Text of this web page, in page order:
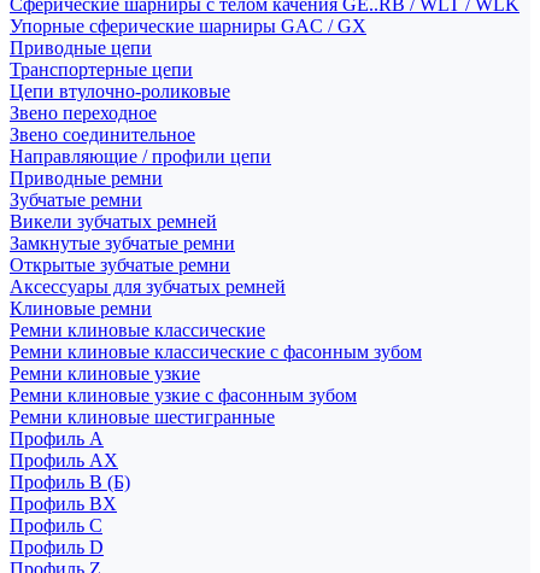
Сферические шарниры с телом качения GE..RB / WLT / WLK
Упорные сферические шарниры GAC / GX
Приводные цепи
Транспортерные цепи
Цепи втулочно-роликовые
Звено переходное
Звено соединительное
Направляющие / профили цепи
Приводные ремни
Зубчатые ремни
Викели зубчатых ремней
Замкнутые зубчатые ремни
Открытые зубчатые ремни
Аксессуары для зубчатых ремней
Клиновые ремни
Ремни клиновые классические
Ремни клиновые классические с фасонным зубом
Ремни клиновые узкие
Ремни клиновые узкие с фасонным зубом
Ремни клиновые шестигранные
Профиль A
Профиль AX
Профиль B (Б)
Профиль BX
Профиль C
Профиль D
Профиль Z